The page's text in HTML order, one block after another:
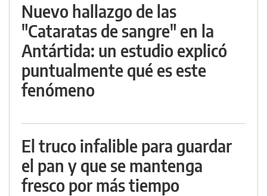
Nuevo hallazgo de las
"Cataratas de sangre" en la
Antártida: un estudio explicó
puntualmente qué es este
fenómeno
El truco infalible para guardar
el pan y que se mantenga
fresco por más tiempo